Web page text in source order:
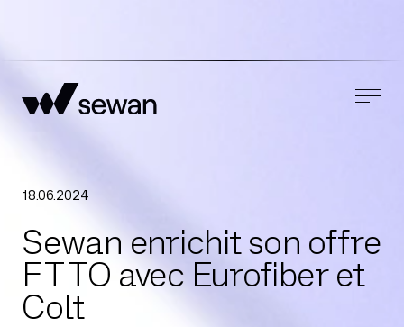
18.06.2024
Sewan enrichit son offre
FTTO avec Eurofiber et
Colt